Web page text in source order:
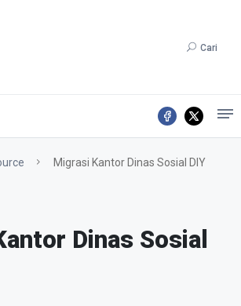
Cari
Migrasi Kantor Dinas Sosial DIY
Dinas Sosial